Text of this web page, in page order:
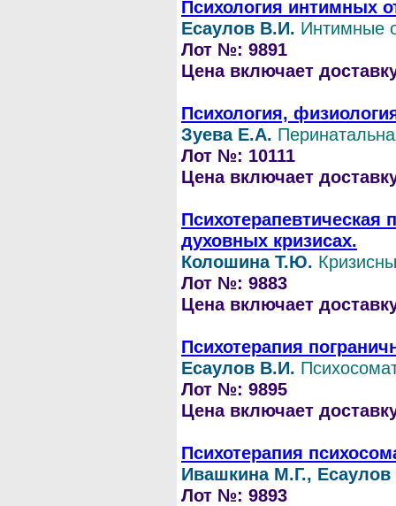
Психология интимных
Есаулов В.И. Интимные
Лот №: 9891
Цена включает
Психология,
Зуева Е.А.
Лот №: 10111
Цена включает
духовных кризисах.
Колошина Т.Ю.
Лот №: 9883
Цена включает
Психотерапия
Есаулов В.И.
Лот №: 9895
Цена включает
Психотерапия
Ивашкина М.Г.,
Лот №: 9893